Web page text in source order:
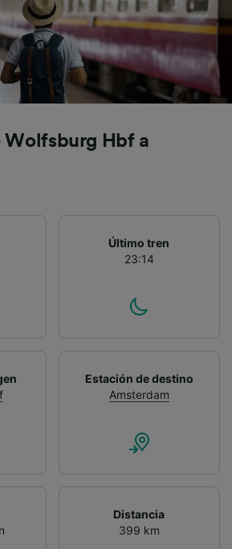
Wolfsburg Hbf a
Último tren
23:14
Estación de destino
Amsterdam
Distancia
399 km
activamente las
dispositivo para su
la información en un
acceder a ella. Publicidad y
medición de
investigación de
de servicios.
(proveedores)